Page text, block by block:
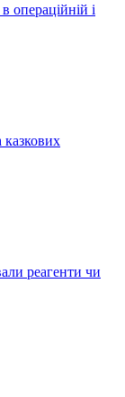
операційній і
реагенти чи